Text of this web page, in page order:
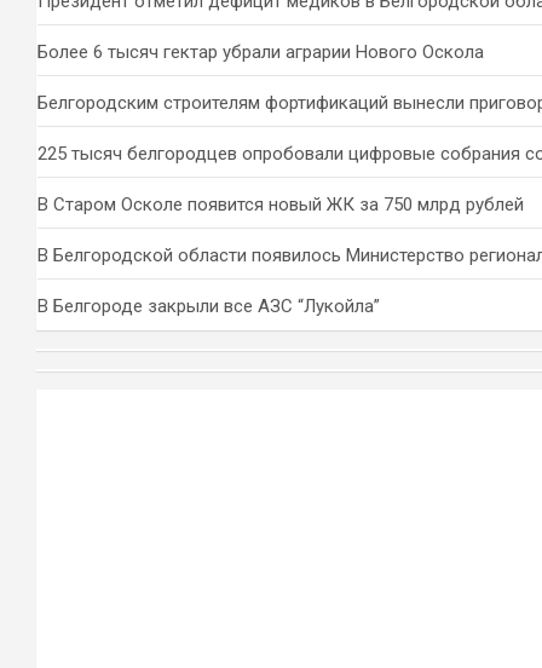
Более 6 тысяч гектар убрали аграрии Нового Оскола
Белгородским строителям фортификаций вынесли
225 тысяч белгородцев опробовали цифровые собрания
В Старом Осколе появится новый ЖК за 750 млрд рублей
В Белгородской области появилось Министерство
В Белгороде закрыли все АЗС “Лукойла”